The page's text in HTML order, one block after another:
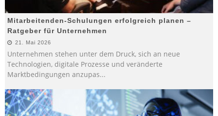
Mitarbeitenden-Schulungen erfolgreich planen –
Ratgeber für Unternehmen
21. Mai 2026
Unternehmen stehen unter dem Druck, sich an neue
Technologien, digitale Prozesse und veränderte
Marktbedingungen anzupas...